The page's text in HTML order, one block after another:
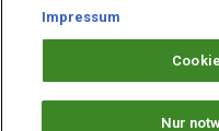
Arbeiten bei PAYBACK
Impressum
Nur